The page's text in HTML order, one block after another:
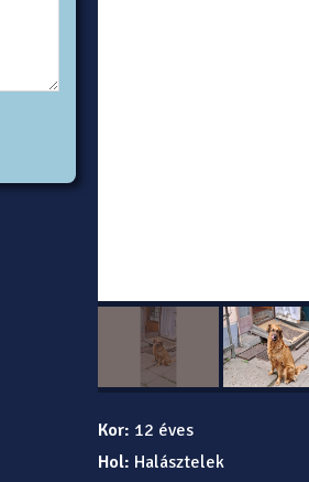
Kor: 12 éves
Hol: Halásztelek